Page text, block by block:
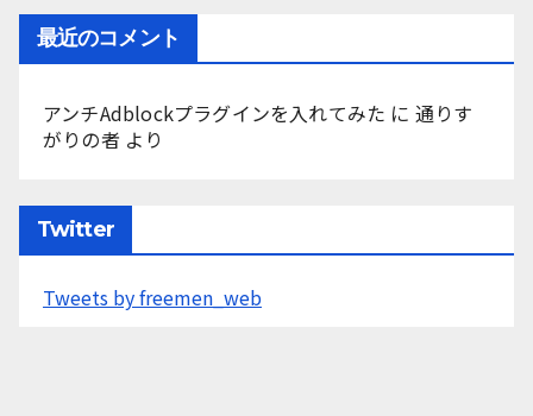
最近のコメント
アンチAdblockプラグインを入れてみた に 通りす
がりの者 より
Twitter
Tweets by freemen_web